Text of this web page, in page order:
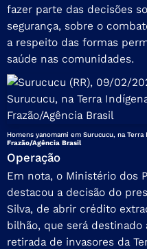
fazer parte das decisões
segurança, sobre o
a respeito das formas
saúde nas comunidades.
Homens yanomami em Surucucu, na Terra
Frazão/Agência Brasil
Operação
Em nota, o Ministério dos
destacou a decisão do
Silva, de abrir crédito
bilhão, que será destinado
retirada de invasores da